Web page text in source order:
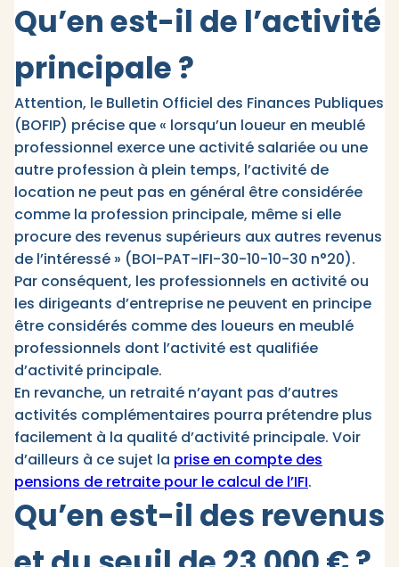
Qu’en est-il de l’activité
principale ?
Attention, le Bulletin Officiel des Finances Publiques
(BOFIP) précise que « lorsqu’un loueur en meublé
professionnel exerce une activité salariée ou une
autre profession à plein temps, l’activité de
location ne peut pas en général être considérée
comme la profession principale, même si elle
procure des revenus supérieurs aux autres revenus
de l’intéressé » (BOI-PAT-IFI-30-10-10-30 n°20).
Par conséquent, les professionnels en activité ou
les dirigeants d’entreprise ne peuvent en principe
être considérés comme des loueurs en meublé
professionnels dont l’activité est qualifiée
d’activité principale.
En revanche, un retraité n’ayant pas d’autres
activités complémentaires pourra prétendre plus
facilement à la qualité d’activité principale. Voir
d’ailleurs à ce sujet la prise en compte des
pensions de retraite pour le calcul de l’IFI.
Qu’en est-il des revenus